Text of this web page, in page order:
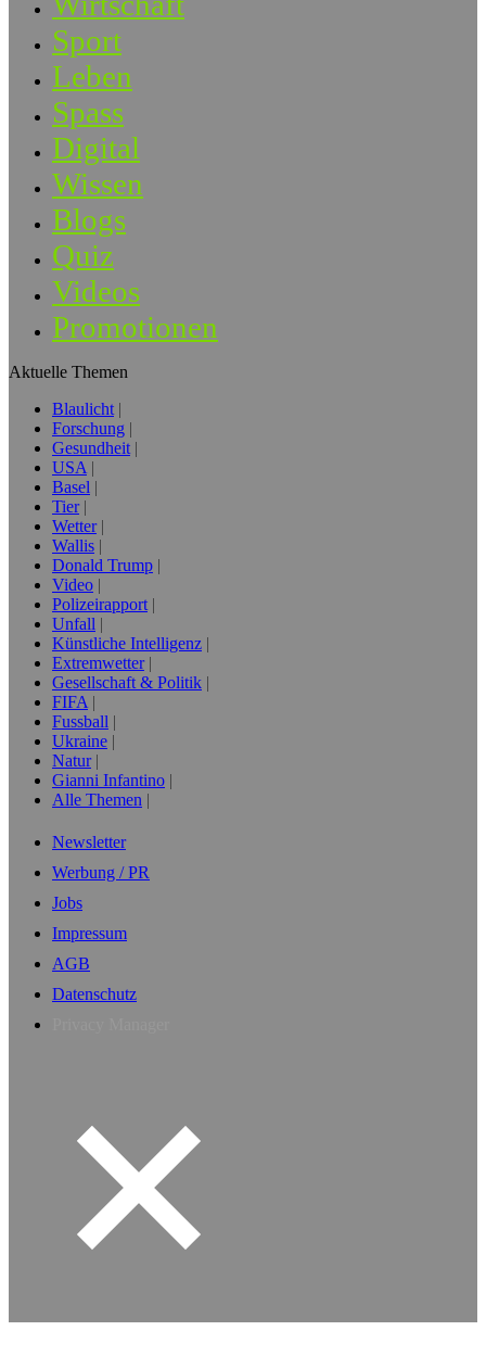
Sport
Leben
Spass
Digital
Wissen
Blogs
Quiz
Videos
Promotionen
Aktuelle Themen
Blaulicht
Forschung
Gesundheit
USA
Basel
Tier
Wetter
Wallis
Donald Trump
Video
Polizeirapport
Unfall
Künstliche Intelligenz
Extremwetter
Gesellschaft & Politik
FIFA
Fussball
Ukraine
Natur
Gianni Infantino
Alle Themen
Newsletter
Werbung / PR
Jobs
Impressum
AGB
Datenschutz